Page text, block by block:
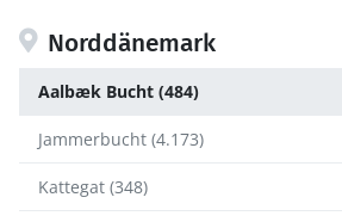
Norddänemark
Aalbæk Bucht (484)
Jammerbucht (4.173)
Kattegat (348)